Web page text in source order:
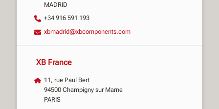
MADRID
+34 916 591 193
xbmadrid@xbcomponents.com
XB France
11, rue Paul Bert
94500 Champigny sur Marne
PARIS